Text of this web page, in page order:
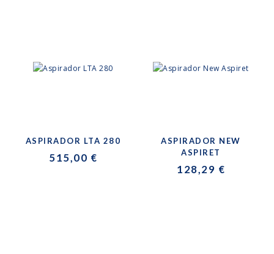
ASPIRADOR LTA 280
515,00 €
ASPIRADOR NEW
ASPIRET
128,29 €